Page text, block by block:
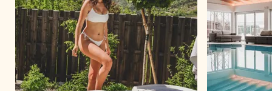
WE ARE FAMILY
WOHNEN
SERVICES & SPA